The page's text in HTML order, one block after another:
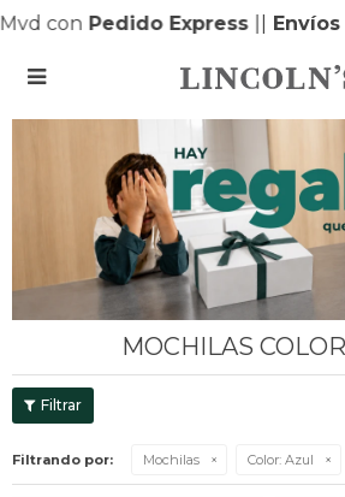
conPedido Express||Envíos

MOCHILAS
Filtrando por: Mochilas Color: Azul